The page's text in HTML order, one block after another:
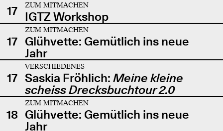
17
ZUM MITMACHEN
IGTZ Workshop
17
ZUM MITMACHEN
Glühvette: Gemütlich ins neue
Jahr
17
VERSCHIEDENES
Saskia Fröhlich: Meine kleine
scheiss Drecksbuchtour 2.0
18
ZUM MITMACHEN
Glühvette: Gemütlich ins neue
Jahr